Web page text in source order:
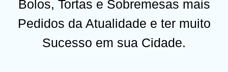
Bolos, Tortas e Sobremesas mais
Pedidos da Atualidade e ter muito
Sucesso em sua Cidade.